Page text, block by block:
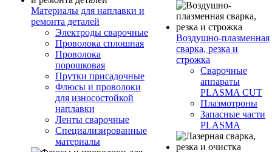
Материалы для наплавки и
ремонта деталей
Электроды сварочные
Проволока сплошная
Проволока
порошковая
Прутки присадочные
Флюсы и проволоки
для износостойкой
наплавки
Ленты сварочные
Специализированные
материалы
Воздушно-плазменная
сварка, резка и
строжка
Сварочные
аппараты
PLASMA CUT
Плазмотроны
Запасные части
PLASMA